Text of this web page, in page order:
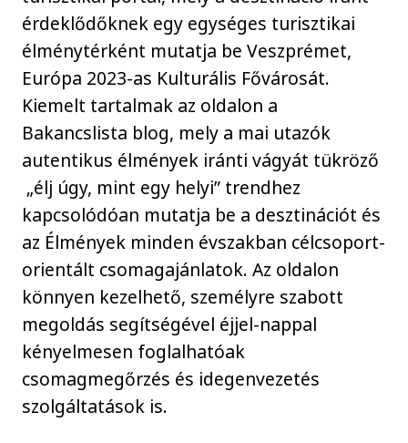
érdeklődőknek egy egységes turisztikai
élménytérként mutatja be Veszprémet,
Európa 2023-as Kulturális Fővárosát.
Kiemelt tartalmak az oldalon a
Bakancslista blog, mely a mai utazók
autentikus élmények iránti vágyát tükröző
„élj úgy, mint egy helyi” trendhez
kapcsolódóan mutatja be a desztinációt és
az Élmények minden évszakban célcsoport-
orientált csomagajánlatok. Az oldalon
könnyen kezelhető, személyre szabott
megoldás segítségével éjjel-nappal
kényelmesen foglalhatóak
csomagmegőrzés és idegenvezetés
szolgáltatások is.